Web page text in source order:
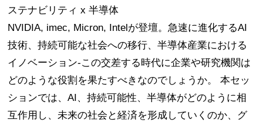
ステナビリティ x 半導体
NVIDIA, imec, Micron, Intelが登壇。急速に進化するAI
技術、持続可能な社会への移行、半導体産業における
イノベーション-この交差する時代に企業や研究機関は
どのような役割を果たすべきなのでしょうか。 本セッ
ションでは、AI、持続可能性、半導体がどのように相
互作用し、未来の社会と経済を形成していくのか、グ